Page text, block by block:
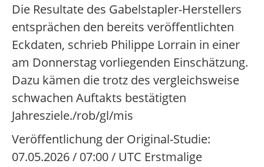
Die Resultate des Gabelstapler-Herstellers
entsprächen den bereits veröffentlichten
Eckdaten, schrieb Philippe Lorrain in einer
am Donnerstag vorliegenden Einschätzung.
Dazu kämen die trotz des vergleichsweise
schwachen Auftakts bestätigten
Jahresziele./rob/gl/mis
Veröffentlichung der Original-Studie:
07.05.2026 / 07:00 / UTC Erstmalige